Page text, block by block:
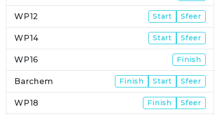
WP12 Start Sfeer
WP14 Start Sfeer
WP16 Finish
Barchem Finish Start Sfeer
WP18 Finish Sfeer